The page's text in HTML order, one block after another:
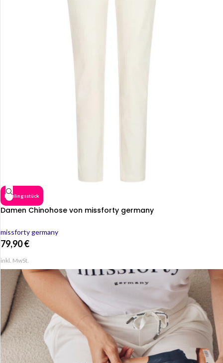
Lieblingsstück
Damen Chinohose von missforty germany
missforty germany
79,90€
inkl. MwSt.